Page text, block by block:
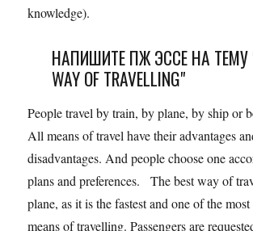
knowledge).
НАПИШИТЕ ПЖ ЭССЕ НА ТЕМУ
WAY OF TRAVELLING"
People travel by train, by plane, by ship or
All means of travel have their advantages
disadvantages. And people choose one
plans and preferences. The best way of
plane, as it is the fastest and one of the
means of travelling. Passengers are